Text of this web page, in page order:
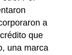
a
que
una marca